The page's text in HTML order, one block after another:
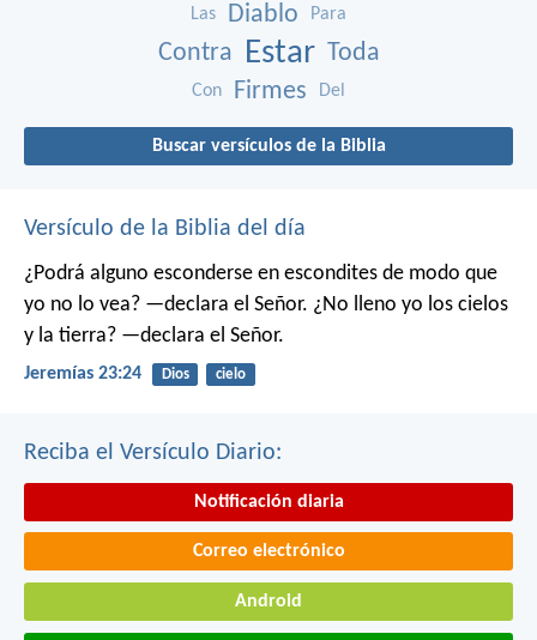
Las Diablo Para
Contra Estar Toda
Con Firmes Del
Buscar versículos de la Biblia
Versículo de la Biblia del día
¿Podrá alguno esconderse en escondites de modo que
yo no lo vea? —declara el Señor. ¿No lleno yo los cielos
y la tierra? —declara el Señor.
Jeremías 23:24 Dios cielo
Reciba el Versículo Diario:
Notificación diaria
Correo electrónico
Android